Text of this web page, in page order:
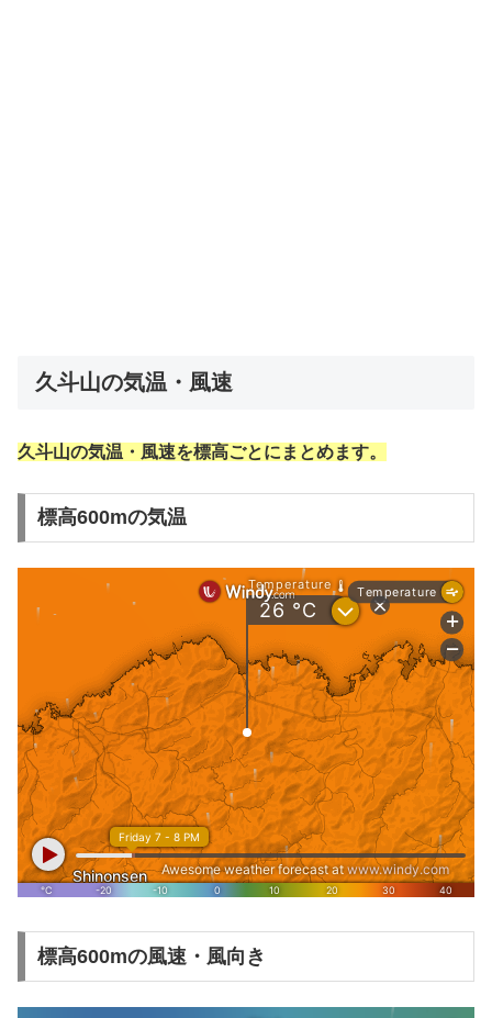
久斗山の気温・風速
久斗山の気温・風速を標高ごとにまとめます。
標高600mの気温
標高600mの風速・風向き